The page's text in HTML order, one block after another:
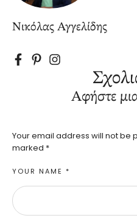
Νικόλας Αγγελίδης
Αφήστε
Your email address will not be
marked *
YOUR NAME *